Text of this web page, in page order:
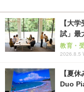
【大
試」最
教育・
2026.8.5
【夏
Duo